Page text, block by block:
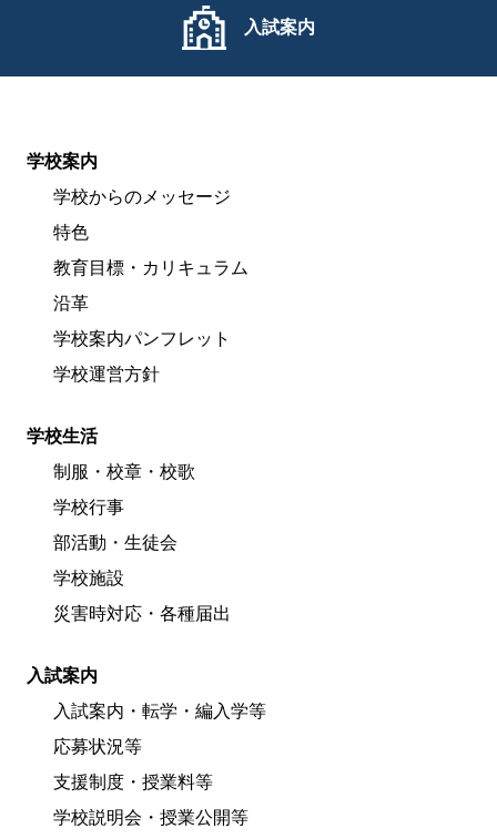
入試案内
学校案内
学校からのメッセージ
特色
教育目標・カリキュラム
沿革
学校案内パンフレット
学校運営方針
学校生活
制服・校章・校歌
学校行事
部活動・生徒会
学校施設
災害時対応・各種届出
入試案内
入試案内・転学・編入学等
応募状況等
支援制度・授業料等
学校説明会・授業公開等